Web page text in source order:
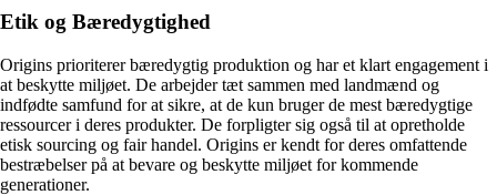
Etik og Bæredygtighed
Origins prioriterer bæredygtig produktion og har et klart engagement i
at beskytte miljøet. De arbejder tæt sammen med landmænd og
indfødte samfund for at sikre, at de kun bruger de mest bæredygtige
ressourcer i deres produkter. De forpligter sig også til at opretholde
etisk sourcing og fair handel. Origins er kendt for deres omfattende
bestræbelser på at bevare og beskytte miljøet for kommende
generationer.